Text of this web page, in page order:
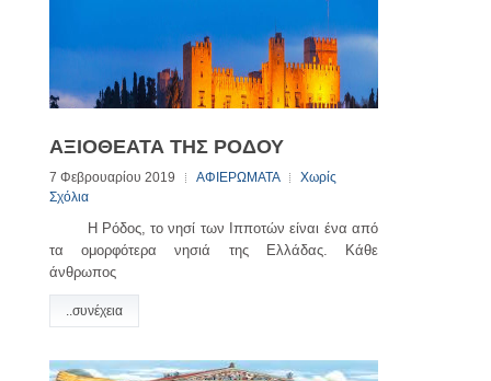
ΑΞΙΟΘΕΑΤΑ ΤΗΣ ΡΟΔΟΥ
7 Φεβρουαρίου 2019 ΑΦΙΕΡΩΜΑΤΑ
Χωρίς
Σχόλια
Η Ρόδος, το νησί των Ιπποτών είναι ένα από
τα ομορφότερα νησιά της Ελλάδας. Κάθε
άνθρωπος
..συνέχεια